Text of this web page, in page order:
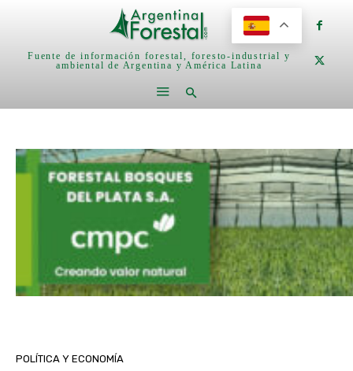
Fuente de información forestal, foresto-industrial y
ambiental de Argentina y América Latina
POLÍTICA Y ECONOMÍA